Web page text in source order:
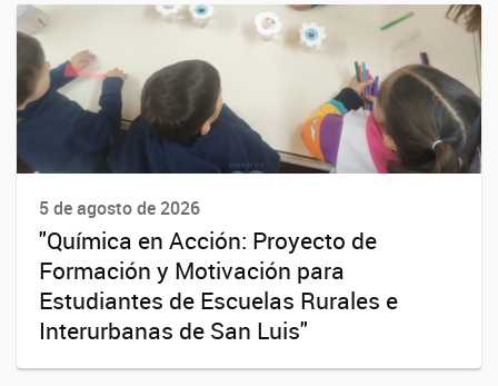
5 de agosto de 2026
"Química en Acción: Proyecto de
Formación y Motivación para
Estudiantes de Escuelas Rurales e
Interurbanas de San Luis"